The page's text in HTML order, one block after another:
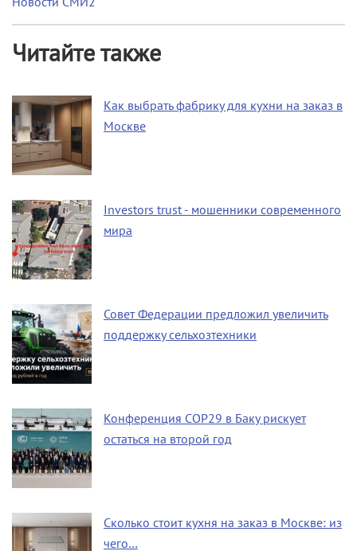
Читайте также
Как выбрать фабрику для кухни на заказ в
Москве
Investors trust - мошенники современного
мира
Совет Федерации предложил увеличить
поддержку сельхозтехники
Конференция COP29 в Баку рискует
остаться на второй год
Сколько стоит кухня на заказ в Москве: из
чего…